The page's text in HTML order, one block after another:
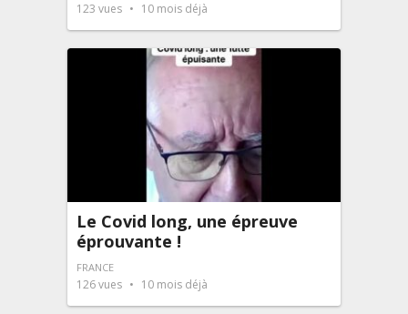
123 vues 10 mois déjà
Le Covid long, une épreuve
éprouvante !
FRANCE
126vues 10 mois déjà